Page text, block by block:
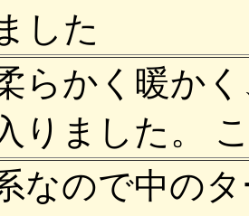
した
らかく暖か
りました。
なので中の